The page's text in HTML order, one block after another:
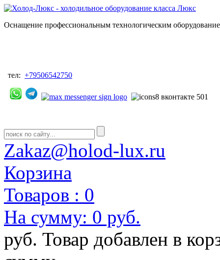
Оснащение профессиональным технологическим
тел: +79506542750
Zakaz@holod-lux.ru
Корзина
Товаров : 0
На сумму: 0 руб.
руб. Товар добавлен в